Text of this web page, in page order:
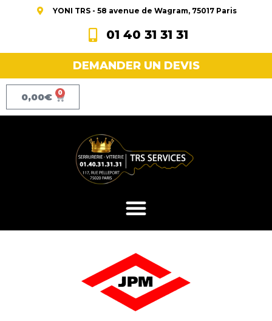
YONI TRS - 58 avenue de Wagram, 75017 Paris
01 40 31 31 31
DEMANDER UN DEVIS
0,00€ 0